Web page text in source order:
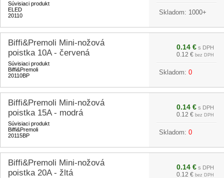
Súvisiaci produkt
ELED
20110
Skladom: 1000+
Biffi&Premoli Mini-nožová
poistka 10A - červená
Súvisiaci produkt
Biffi&Premoli
20110BP
0.14 € s DPH
0.12 € bez DPH
Skladom: 0
Biffi&Premoli Mini-nožová
poistka 15A - modrá
Súvisiaci produkt
Biffi&Premoli
20115BP
0.14 € s DPH
0.12 € bez DPH
Skladom: 0
Biffi&Premoli Mini-nožová
poistka 20A - žltá
0.14 € s DPH
0.12 € bez DPH